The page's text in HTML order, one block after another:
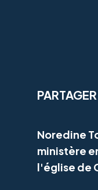
Noredine
ministère
l'église de